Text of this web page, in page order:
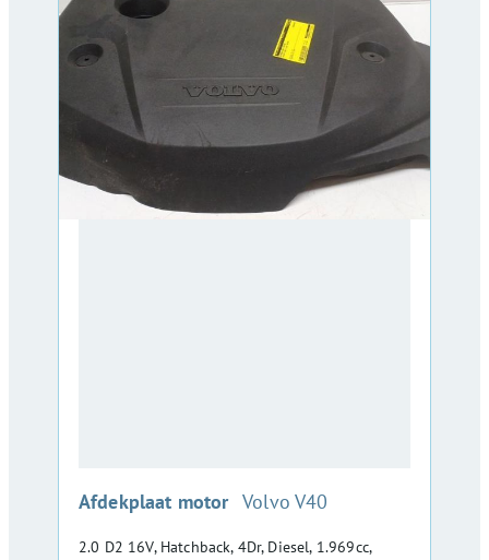
Afdekplaat motor :Volvo V40
2.0 D2 16V, Hatchback, 4Dr, Diesel, 1.969cc,